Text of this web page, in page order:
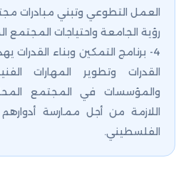
العمل التطوعي وتبني مبادرات
رؤية الجامعة واحتياجات المجتمع
4- برنامج التمكين وبناء القدرات
القدرات وتطوير المهارات
والمؤسسات في المجتمع
اللازمة من أجل ممارسة
الفلسطيني.